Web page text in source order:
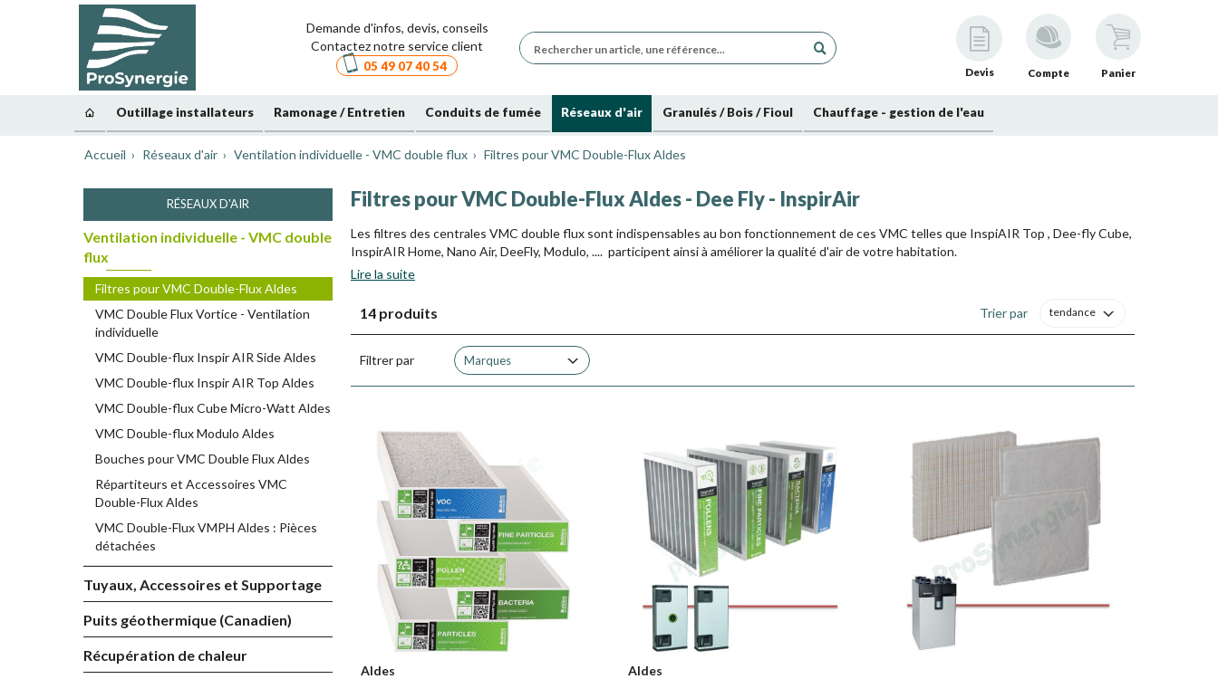
Demande d'infos, devis, conseils
Contactez notre service client
05 49 07 40 54 Devis Compte Panier
Outillage installateurs Ramonage / Entretien Conduits de fumée Réseaux d'air Granulés / Bois / Fioul Chauffage - gestion de l'eau
Accueil Réseaux d'air Ventilation individuelle - VMC double flux Filtres pour VMC Double-Flux Aldes
RÉSEAUX D'AIR
Ventilation individuelle - VMC double
flux
Filtres pour VMC Double-Flux Aldes
VMC Double Flux Vortice - Ventilation
individuelle
VMC Double-flux Inspir AIR Side Aldes
VMC Double-flux Inspir AIR Top Aldes
VMC Double-flux Cube Micro-Watt Aldes
VMC Double-flux Modulo Aldes
Bouches pour VMC Double Flux Aldes
Répartiteurs et Accessoires VMC
Double-Flux Aldes
VMC Double-Flux VMPH Aldes : Pièces
détachées
Tuyaux, Accessoires et Supportage
Puits géothermique (Canadien)
Récupération de chaleur
Filtres pour VMC Double-Flux Aldes - Dee Fly - InspirAir
Les filtres des centrales VMC double flux sont indispensables au bon fonctionnement de ces VMC telles que InspiAIR Top , Dee-fly Cube,
InspirAIR Home, Nano Air, DeeFly, Modulo, .... participent ainsi à améliorer la qualité d'air de votre habitation.
Ces filtres, comme les G4+F7, Poussières, Pollens, Particules fines, Bactéries et COV, ont pour fonction de retenir les poussières, pollens,
Le renouvellement régulier évite une usure excessive, usure qui nuit très sérieusement à l'efficacité du système de ventilation.
Lire la suite
14 produits Trier par tendance
Filtrer par Marques
Aldes
Aldes